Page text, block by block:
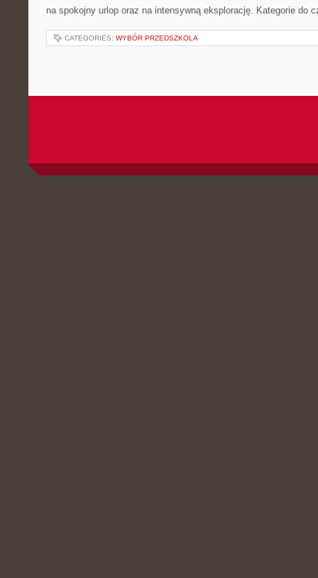
na spokojny urlop oraz na intensywną eksplorację. Kategorie do
CATEGORIES: WYBÓR PRZEDSZKOLA